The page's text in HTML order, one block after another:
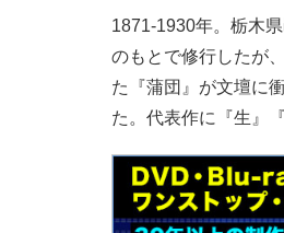
1871-1930年。栃木
のもとで修行したが
た『蒲団』が文壇に
た。代表作に『生』